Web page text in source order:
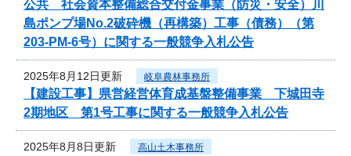
公共 社会資本整備総合交付金事業（防災・安全）川
島ポンプ場No.2破砕機（再構築）工事（債務）（第
203-PM-6号）に関する一般競争入札公告
2025年8月12日更新 岐阜農林事務所
【建設工事】県営経営体育成基盤整備事業 下城田寺
2期地区 第1号工事に関する一般競争入札公告
2025年8月8日更新 高山土木事務所